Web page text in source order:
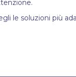
le soluzioni più